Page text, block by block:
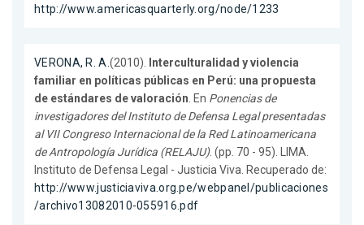
http://www.americasquarterly.org/node/1233
VERONA, R. A.(2010). Interculturalidad y violencia
familiar en políticas públicas en Perú: una propuesta
de estándares de valoración. En Ponencias de
investigadores del Instituto de Defensa Legal presentadas
al VII Congreso Internacional de la Red Latinoamericana
de Antropología Jurídica (RELAJU). (pp. 70 - 95). LIMA.
Instituto de Defensa Legal - Justicia Viva. Recuperado de:
http://www.justiciaviva.org.pe/webpanel/publicaciones
/archivo13082010-055916.pdf